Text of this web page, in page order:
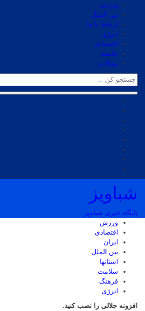
ورزش
بین الملل
ارتباط با ما
انرژی
اقتصادی
جامعه
مقالات
شباویز
پایگاه خبری شباویز
ورزش
اقتصادی
ایران
بین الملل
استانها
سلامت
فرهنگ
انرژی
افزونه جلالی را نصب کنید.